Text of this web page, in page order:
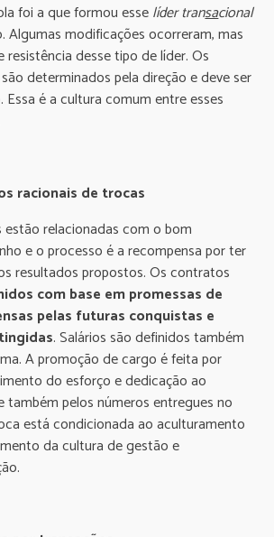
foi a que formou esselíder transacional
Algumas modificações ocorreram, mas
desse tipo de líder. Os
determinados pela direção e deve ser
Essa é a cultura comum entre esses
racionais de trocas
relacionadas com o bom
e o processo é a recompensa por ter
resultados propostos. Os contratos
com base em promessas de
pelas futuras conquistas e
. Salários são definidos também
A promoção de cargo é feita por
do esforço e dedicação ao
também pelos números entregues no
está condicionada ao aculturamento
da cultura de gestão e